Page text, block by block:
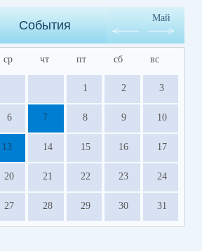
События
Май
ср чт пт сб вс
1 2 3
6 7 8 9 10
13 14 15 16 17
20 21 22 23 24
27 28 29 30 31